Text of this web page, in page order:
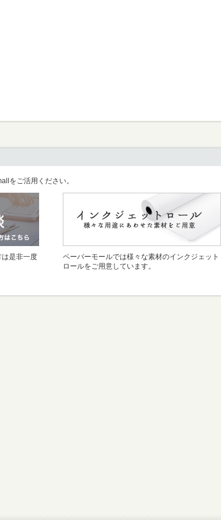
をご活用ください。
是非一度
ペーパーモールでは様々な素材のインクジェット
ロールをご用意しています。